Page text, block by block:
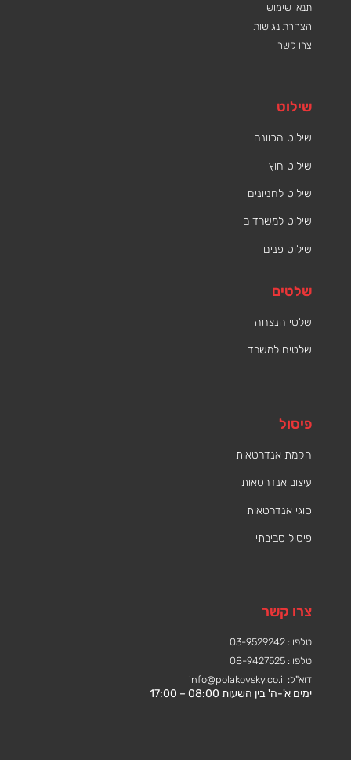
תנאי שימוש
הצהרת נגישות
צרו קשר
שילוט
שילוט הכוונה
שילוט חוץ
שילוט לחניונים
שילוט למשרדים
שילוט פנים
שלטים
שלטי הנצחה
שלטים למשרד
פיסול
הקמת אנדרטאות
עיצוב אנדרטאות
סוגי אנדרטאות
פיסול סביבתי
צרו קשר
טלפון: 03-9529242
טלפון: 08-9427525
דוא"ל: info@polakovsky.co.il
ימים א'-ה' בין השעות 08:00 – 17:00